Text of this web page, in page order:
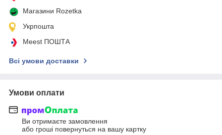
Магазини Rozetka
Укрпошта
Meest ПОШТА
Всі умови доставки
Умови оплати
Ви отримаєте замовлення
або гроші повернуться на вашу картку